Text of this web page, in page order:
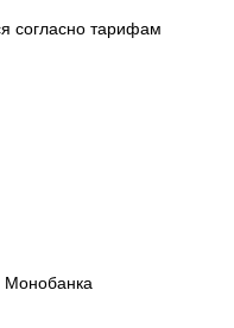
согласно тарифам
Монобанка